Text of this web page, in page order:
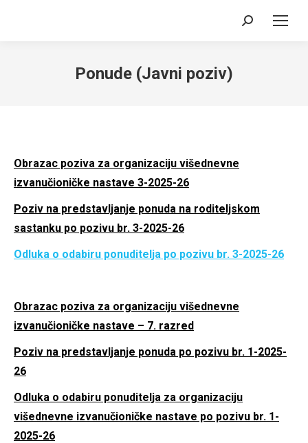
Search:
Ponude (Javni poziv)
Obrazac poziva za organizaciju višednevne
izvanučioničke nastave 3-2025-26
Poziv na predstavljanje ponuda na roditeljskom
sastanku po pozivu br. 3-2025-26
Odluka o odabiru ponuditelja po pozivu br. 3-2025-26
Obrazac poziva za organizaciju višednevne
izvanučioničke nastave – 7. razred
Poziv na predstavljanje ponuda po pozivu br. 1-2025-
26
Odluka o odabiru ponuditelja za organizaciju
višednevne izvanučioničke nastave po pozivu br. 1-
2025-26